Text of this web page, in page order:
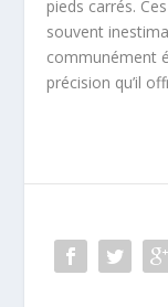
pieds carrés.
souvent
communément
précision qu’il